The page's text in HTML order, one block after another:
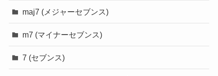
maj7 (メジャーセブンス)
m7 (マイナーセブンス)
7 (セブンス)